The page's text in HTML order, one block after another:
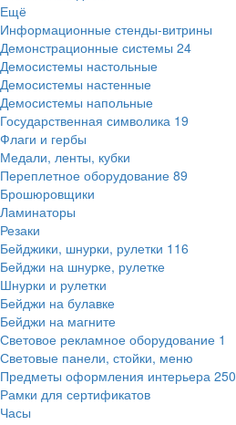
Ещё
Информационные стенды-витрины
Демонстрационные системы 24
Демосистемы настольные
Демосистемы настенные
Демосистемы напольные
Государственная символика 19
Флаги и гербы
Медали, ленты, кубки
Переплетное оборудование 89
Брошюровщики
Ламинаторы
Резаки
Бейджики, шнурки, рулетки 116
Бейджи на шнурке, рулетке
Шнурки и рулетки
Бейджи на булавке
Бейджи на магните
Световое рекламное оборудование 1
Световые панели, стойки, меню
Предметы оформления интерьера 250
Рамки для сертификатов
Часы